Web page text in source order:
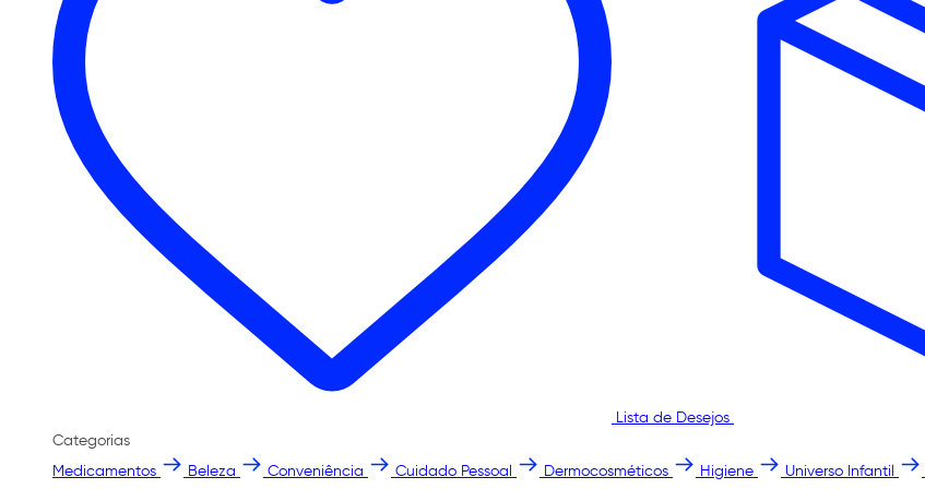
Lista de Desejos
Categorias
Medicamentos
Beleza Conveniência Cuidado Pessoal Dermocosméticos Higiene Universo Infantil